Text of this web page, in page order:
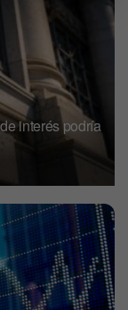
interés podría